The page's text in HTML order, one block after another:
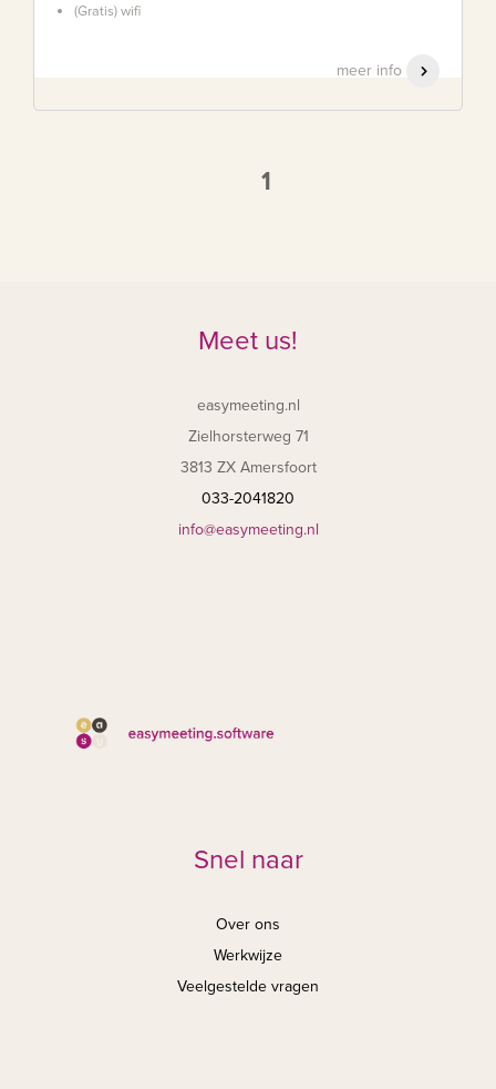
(Gratis) wifi
meer info
1
Meet us!
easymeeting.nl
Zielhorsterweg 71
3813 ZX Amersfoort
033-2041820
info@easymeeting.nl
Snel naar
Over ons
Werkwijze
Veelgestelde vragen